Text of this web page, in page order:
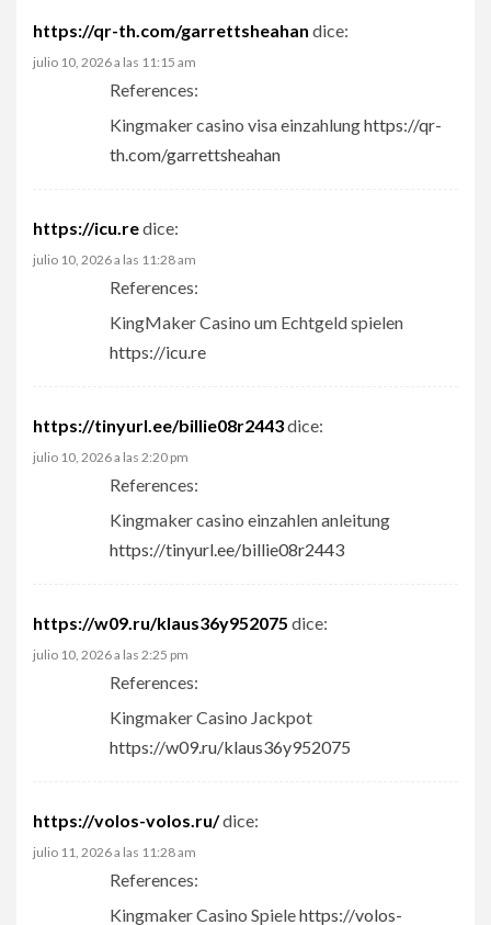
https://qr-th.com/garrettsheahan dice:
julio 10, 2026 a las 11:15 am
References:
Kingmaker casino visa einzahlunghttps://qr-
th.com/garrettsheahan
https://icu.redice:
julio 10, 2026 a las 11:28 am
References:
KingMaker Casino um Echtgeld spielen
https://icu.re
https://tinyurl.ee/billie08r2443dice:
julio 10, 2026 a las 2:20 pm
References:
Kingmaker casino einzahlen anleitung
https://tinyurl.ee/billie08r2443
https://w09.ru/klaus36y952075 dice:
julio 10, 2026 a las 2:25 pm
References:
Kingmaker Casino Jackpot
https://w09.ru/klaus36y952075
https://volos-volos.ru/dice:
julio 11, 2026 a las 11:28 am
References:
Kingmaker Casino Spielehttps://volos-